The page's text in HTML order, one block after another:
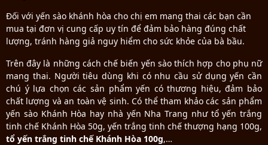
Đối với yến sào khánh hòa cho chị em mang thai các bạn cần
mua tại đơn vị cung cấp uy tín để đảm bảo hàng đúng chất
lượng, tránh hàng giả nguy hiểm cho sức khỏe của bà bầu.
Trên đây là những cách chế biến yến sào thích hợp cho phụ nữ
mang thai. Người tiêu dùng khi có nhu cầu sử dụng yến cần
chú ý lựa chọn các sản phẩm yến có thương hiệu, đảm bảo
chất lượng và an toàn vệ sinh. Có thể tham khảo các sản phẩm
yến sào Khánh Hòa hay nhà yến Nha Trang như tổ yến trắng
tinh chế Khánh Hòa 50g, yến trắng tinh chế thượng hạng 100g,
tổ yến trắng tinh chế Khánh Hòa 100g,…